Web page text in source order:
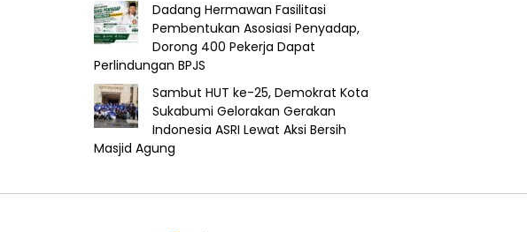
Dadang Hermawan Fasilitasi
Pembentukan Asosiasi Penyadap,
Dorong 400 Pekerja Dapat
Perlindungan BPJS
Sambut HUT ke-25, Demokrat Kota
Sukabumi Gelorakan Gerakan
Indonesia ASRI Lewat Aksi Bersih
Masjid Agung